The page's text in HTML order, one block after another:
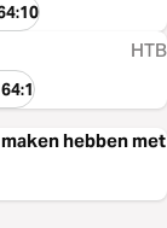
HTB
hebben met